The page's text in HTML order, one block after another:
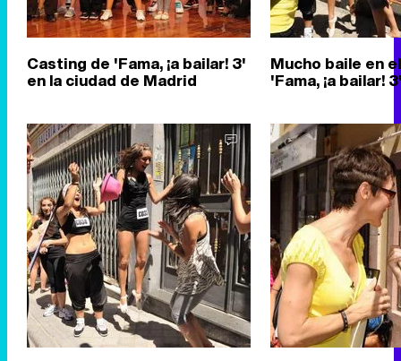
Casting de 'Fama, ¡a bailar! 3'
en la ciudad de Madrid
Mucho baile en
'Fama, ¡a bailar!